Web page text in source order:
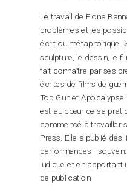
Le travail de Fiona
problèmes et les
écrit ou métaphorique.
sculpture, le dessin, le
fait connaître par ses
écrites de films de
Top Gun et Apocalypse
est au cœur de sa
commencé à travailler
Press. Elle a publié des
performances -
ludique et en apportant
de publication.